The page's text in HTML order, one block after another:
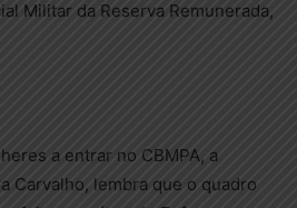
Militar da Reserva Remunerada,
a entrar no CBMPA, a
Carvalho, lembra que o quadro